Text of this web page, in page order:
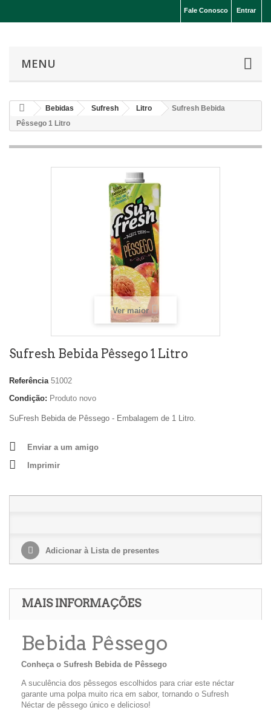
Entrar
Fale Conosco
MENU
Bebidas Sufresh Litro
Sufresh Bebida
Pêssego 1 Litro
Ver maior
Sufresh Bebida Pêssego 1 Litro
Referência 51002
Condição: Produto novo
SuFresh Bebida de Pêssego - Embalagem de 1 Litro.
Enviar a um amigo
Imprimir
Adicionar à Lista de presentes
MAIS INFORMAÇÕES
Bebida Pêssego
Conheça o Sufresh Bebida de Pêssego
A suculência dos pêssegos escolhidos para criar este néctar
garante uma polpa muito rica em sabor, tornando o Sufresh
Néctar de pêssego único e delicioso!